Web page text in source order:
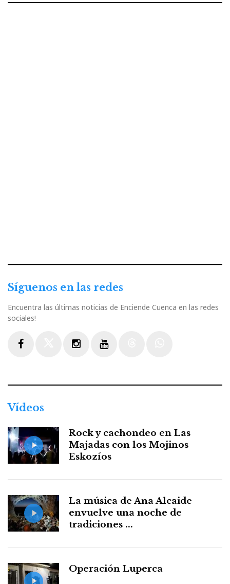
Síguenos en las redes
Encuentra las últimas noticias de Enciende Cuenca en las redes
sociales!
Vídeos
Rock y cachondeo en Las
Majadas con los Mojinos
Eskozíos
La música de Ana Alcaide
envuelve una noche de
tradiciones ...
Operación Luperca